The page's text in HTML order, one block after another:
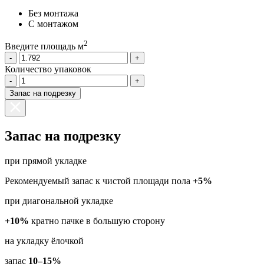
Без монтажа
С монтажом
Введите площадь м2
-
+
Количество упаковок
-
+
Запас на подрезку
Запас на подрезку
при прямой укладке
Рекомендуемый запас к чистой площади пола +5%
при диагональной укладке
+10% кратно пачке в большую сторону
на укладку ёлочкой
запас 10–15%